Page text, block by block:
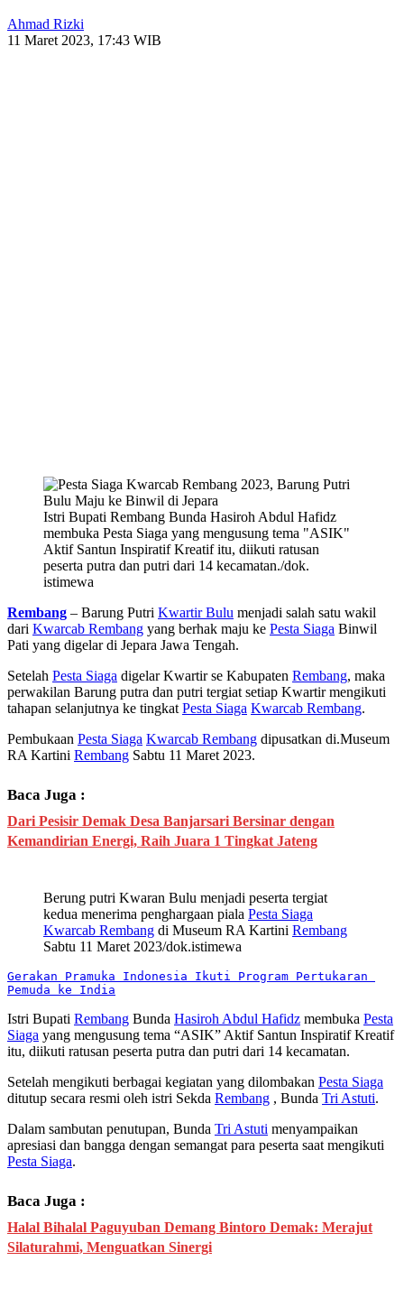
Ahmad Rizki
11 Maret 2023, 17:43 WIB
Istri Bupati Rembang Bunda Hasiroh Abdul Hafidz
membuka Pesta Siaga yang mengusung tema "ASIK"
Aktif Santun Inspiratif Kreatif itu, diikuti ratusan
peserta putra dan putri dari 14 kecamatan./dok.
istimewa
Rembang – Barung Putri Kwartir Bulu menjadi salah satu wakil
dari Kwarcab Rembang yang berhak maju ke Pesta Siaga Binwil
Pati yang digelar di Jepara Jawa Tengah.
Setelah Pesta Siaga digelar Kwartir se Kabupaten Rembang, maka
perwakilan Barung putra dan putri tergiat setiap Kwartir mengikuti
tahapan selanjutnya ke tingkat Pesta Siaga Kwarcab Rembang.
Pembukaan Pesta Siaga Kwarcab Rembang dipusatkan di.Museum
RA Kartini Rembang Sabtu 11 Maret 2023.
Baca Juga :
Dari Pesisir Demak Desa Banjarsari Bersinar dengan
Kemandirian Energi, Raih Juara 1 Tingkat Jateng
Berung putri Kwaran Bulu menjadi peserta tergiat
kedua menerima penghargaan piala Pesta Siaga
Kwarcab Rembang di Museum RA Kartini Rembang
Sabtu 11 Maret 2023/dok.istimewa
Gerakan Pramuka Indonesia Ikuti Program Pertukaran
Pemuda ke India
Istri Bupati Rembang Bunda Hasiroh Abdul Hafidz membuka Pesta
Siaga yang mengusung tema “ASIK” Aktif Santun Inspiratif Kreatif
itu, diikuti ratusan peserta putra dan putri dari 14 kecamatan.
Setelah mengikuti berbagai kegiatan yang dilombakan Pesta Siaga
ditutup secara resmi oleh istri Sekda Rembang , Bunda Tri Astuti.
Dalam sambutan penutupan, Bunda Tri Astuti menyampaikan
apresiasi dan bangga dengan semangat para peserta saat mengikuti
Pesta Siaga.
Baca Juga :
Halal Bihalal Paguyuban Demang Bintoro Demak: Merajut
Silaturahmi, Menguatkan Sinergi